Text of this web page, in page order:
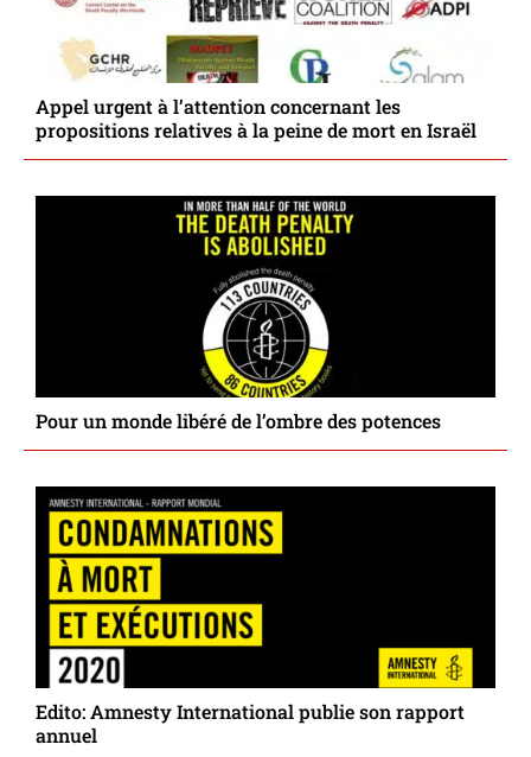
Appel urgent à l’attention concernant les
propositions relatives à la peine de mort en Israël
Pour un monde libéré de l’ombre des potences
Edito: Amnesty International publie son rapport
annuel